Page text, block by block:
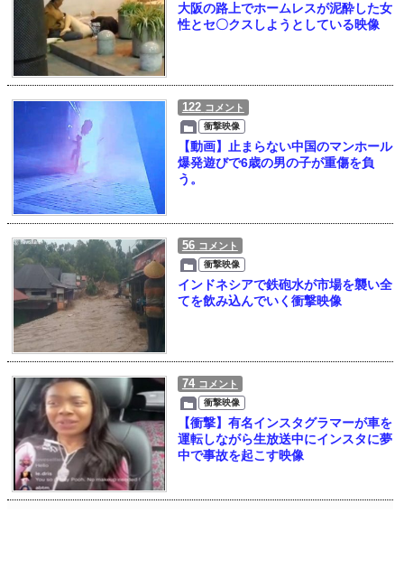
大阪の路上でホームレスが泥酔した女
性とセ〇クスしようとしている映像
122 コメント
衝撃映像
【動画】止まらない中国のマンホール
爆発遊びで6歳の男の子が重傷を負
う。
56 コメント
衝撃映像
インドネシアで鉄砲水が市場を襲い全
てを飲み込んでいく衝撃映像
74 コメント
衝撃映像
【衝撃】有名インスタグラマーが車を
運転しながら生放送中にインスタに夢
中で事故を起こす映像